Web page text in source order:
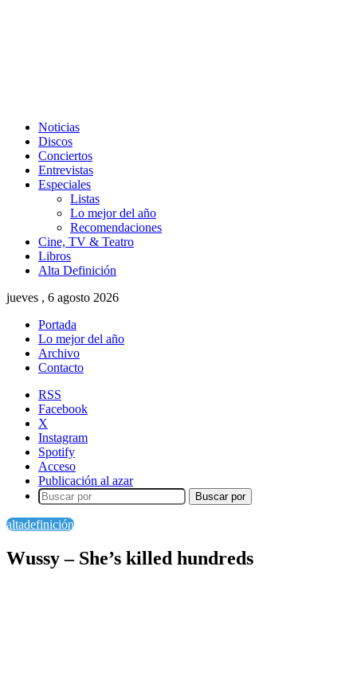
Noticias
Discos
Conciertos
Entrevistas
Especiales
Listas
Lo mejor del año
Recomendaciones
Cine, TV & Teatro
Libros
Alta Definición
jueves , 6 agosto 2026
Portada
Lo mejor del año
Archivo
Contacto
RSS
Facebook
X
Instagram
Spotify
Acceso
Publicación al azar
Buscar por
altadefinición
Wussy – She’s killed hundreds